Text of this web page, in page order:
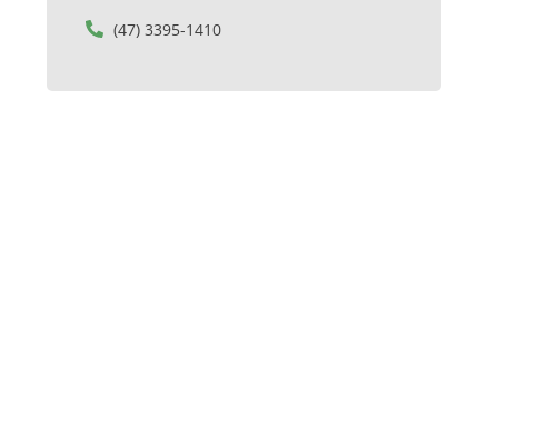
(47) 3395-1410